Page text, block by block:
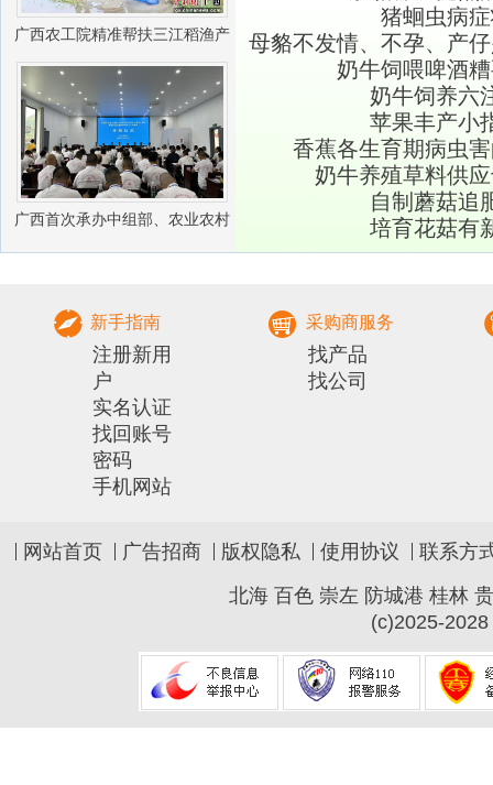
广西农工院精准帮扶三江稻渔产
业振兴
广西首次承办中组部、农业农村
部农村实用人才 带头人培训兽医
猪蛔虫病
母貉不发情、不孕、产
奶牛饲喂啤酒
奶牛饲养六
苹果丰产小
香蕉各生育期病虫
奶牛养殖草料供
自制蘑菇追
培育花菇有
新手指南
注册新用
户
实名认证
找回账号
密码
手机网站
采购商服务
找产品
找公司
网站首页 广告招商 版权隐私 使用协议
联系方
北海 百色 崇左 防城港 桂林
(c)2025-